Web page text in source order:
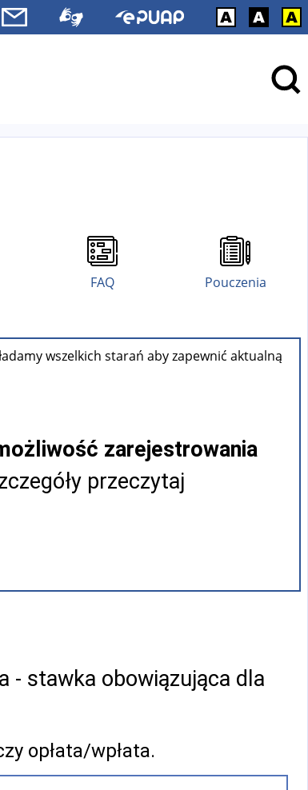
FAQ Pouczenia
wszelkich starań aby zapewnić aktualną
zarejestrowania
przeczytaj
- stawka obowiązująca dla
opłata/wpłata.